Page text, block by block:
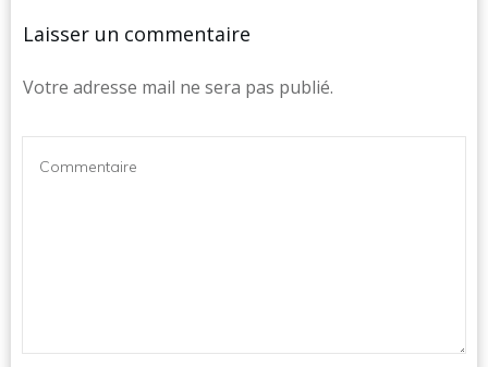
Laisser un commentaire
Votre adresse mail ne sera pas publié.